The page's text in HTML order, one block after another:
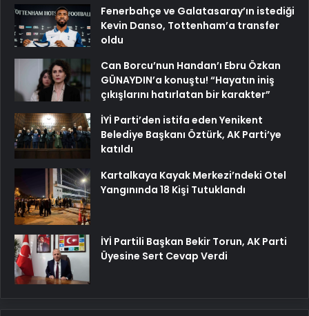
Fenerbahçe ve Galatasaray’ın istediği
Kevin Danso, Tottenham’a transfer
oldu
Can Borcu’nun Handan’ı Ebru Özkan
GÜNAYDIN’a konuştu! “Hayatın iniş
çıkışlarını hatırlatan bir karakter”
İYİ Parti’den istifa eden Yenikent
Belediye Başkanı Öztürk, AK Parti’ye
katıldı
Kartalkaya Kayak Merkezi’ndeki Otel
Yangınında 18 Kişi Tutuklandı
İYİ Partili Başkan Bekir Torun, AK Parti
Üyesine Sert Cevap Verdi